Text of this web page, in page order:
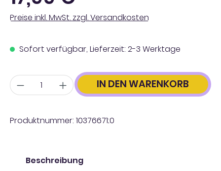
Preise inkl. MwSt. zzgl. Versandkosten
Sofort verfügbar, Lieferzeit: 2-3 Werktage
Anzahl IN DEN WARENKORB
Produktnummer: 10376671;0
Beschreibung